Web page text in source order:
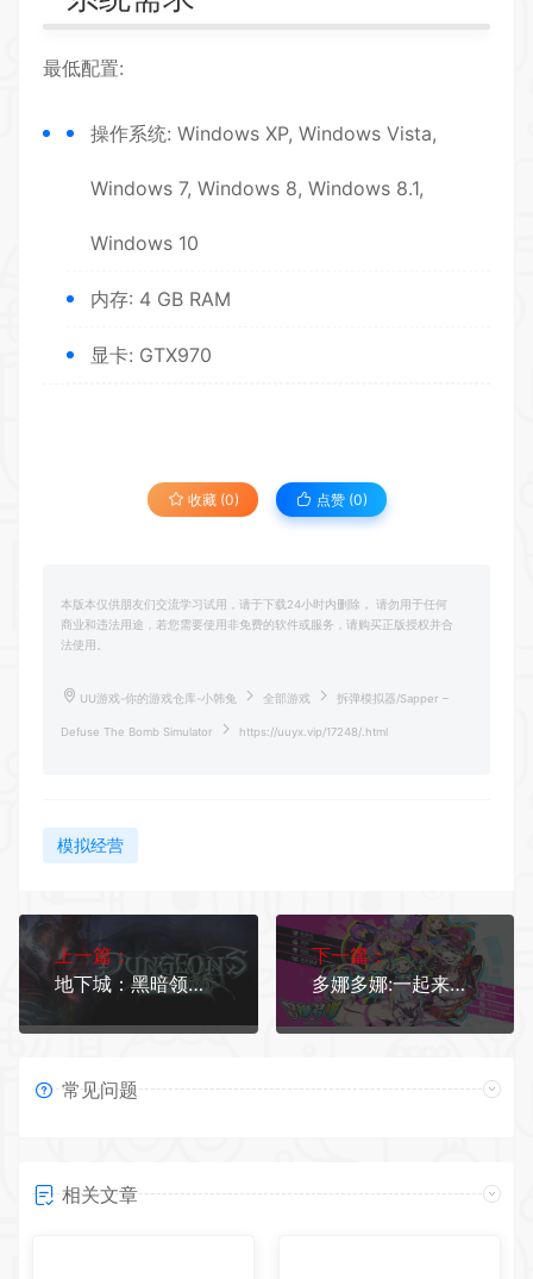
最低配置:
操作系统: Windows XP, Windows Vista,
Windows 7, Windows 8, Windows 8.1,
Windows 10
内存: 4 GB RAM
显卡: GTX970
收藏 (0) 点赞 (0)
本版本仅供朋友们交流学习试用，请于下载24小时内删除， 请勿用于任何
商业和违法用途，若您需要使用非免费的软件或服务，请购买正版授权并合
法使用。
UU游戏-你的游戏仓库-小韩兔 全部游戏 拆弹模拟器/Sapper –
Defuse The Bomb Simulator https://uuyx.vip/17248/.html
模拟经营
上一篇：
地下城：黑暗领主/Dungeons - The Dark Lord
下一篇：
多娜多娜:一起来干坏事吧（V1.1豪华版-集成MOD）
常见问题
相关文章